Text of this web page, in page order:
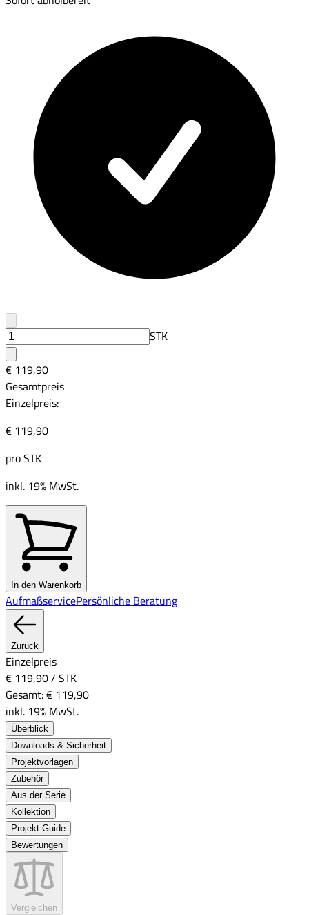
STK
€ 119,90
Gesamtpreis
Einzelpreis:
€ 119,90
proSTK
inkl. 19% MwSt.
In den Warenkorb
AufmaßservicePersönliche Beratung
Zurück
Einzelpreis
€ 119,90/ STK
Gesamt:€ 119,90
inkl. 19% MwSt.
Überblick
Downloads & Sicherheit
Projektvorlagen
Zubehör
Aus der Serie
Kollektion
Projekt-Guide
Bewertungen
Vergleichen